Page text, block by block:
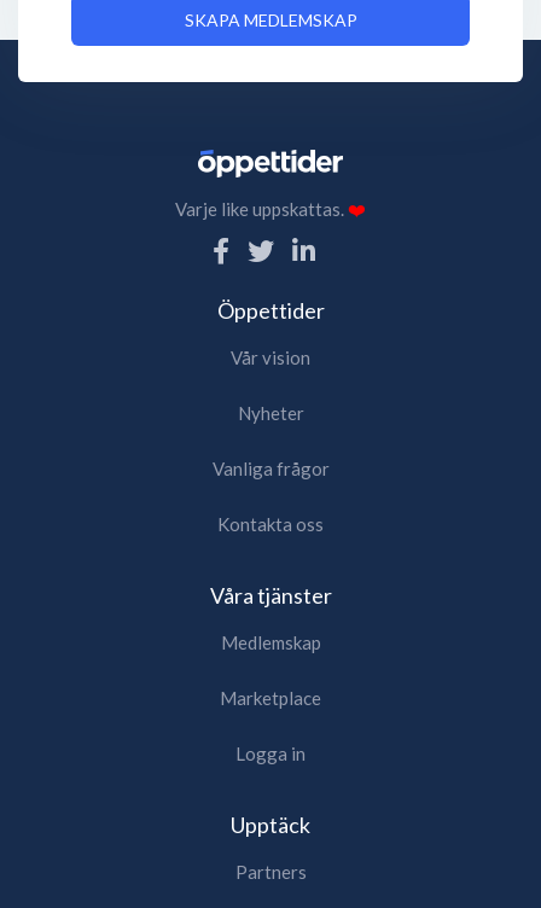
SKAPA MEDLEMSKAP
Varje like uppskattas.❤️
Öppettider
Vår vision
Nyheter
Vanliga frågor
Kontakta oss
Våra tjänster
Medlemskap
Marketplace
Logga in
Upptäck
Partners